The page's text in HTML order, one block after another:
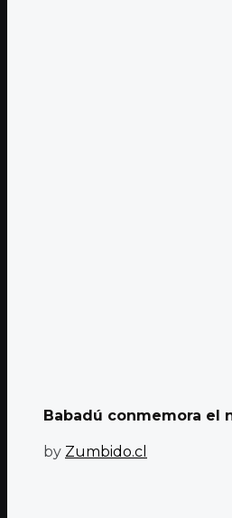
Babadú conmemora el
by Zumbido.cl